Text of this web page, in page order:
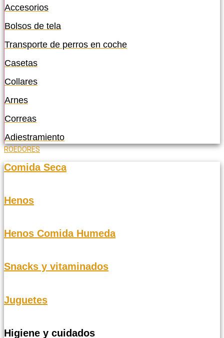
Accesorios
Bolsos de tela
Transporte de perros en coche
Casetas
Collares
Arnes
Correas
Adiestramiento
ROEDORES
Comida Seca
Henos
Henos Comida Humeda
Snacks y vitaminados
Juguetes
Higiene y cuidados